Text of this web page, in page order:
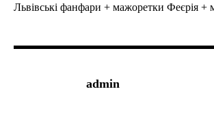
Львівські фанфари + мажоретки Феєрія
admin